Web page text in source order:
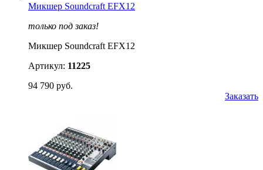
Микшер Soundcraft EFX12
только под заказ!
Микшер Soundcraft EFX12
Артикул: 11225
94 790 руб.
Заказать